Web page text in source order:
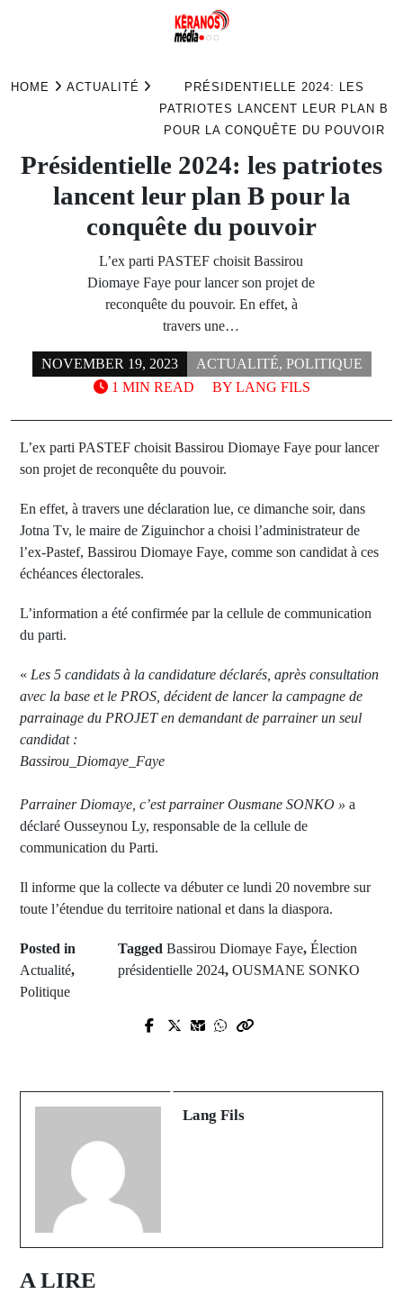
HOME ACTUALITÉ
PRÉSIDENTIELLE 2024: LES
PATRIOTES LANCENT LEUR PLAN B
POUR LA CONQUÊTE DU POUVOIR
Présidentielle 2024: les patriotes
lancent leur plan B pour la
conquête du pouvoir
L’ex parti PASTEF choisit Bassirou
Diomaye Faye pour lancer son projet de
reconquête du pouvoir. En effet, à
travers une…
NOVEMBER 19, 2023 ACTUALITÉ, POLITIQUE
BY LANG FILS
1 MIN READ
L’ex parti PASTEF choisit Bassirou Diomaye Faye pour lancer
son projet de reconquête du pouvoir.
En effet, à travers une déclaration lue, ce dimanche soir, dans
Jotna Tv, le maire de Ziguinchor a choisi l’administrateur de
l’ex-Pastef, Bassirou Diomaye Faye, comme son candidat à ces
échéances électorales.
L’information a été confirmée par la cellule de communication
du parti.
« Les 5 candidats à la candidature déclarés, après consultation
avec la base et le PROS, décident de lancer la campagne de
parrainage du PROJET en demandant de parrainer un seul
candidat :
Bassirou_Diomaye_Faye
Parrainer Diomaye, c’est parrainer Ousmane SONKO » a
déclaré Ousseynou Ly, responsable de la cellule de
communication du Parti.
Il informe que la collecte va débuter ce lundi 20 novembre sur
toute l’étendue du territoire national et dans la diaspora.
Posted in
Actualité,
Politique
Tagged Bassirou Diomaye Faye, Élection
présidentielle 2024, OUSMANE SONKO
Prev Post
brousse
Next Post
période.
Lang Fils
A LIRE